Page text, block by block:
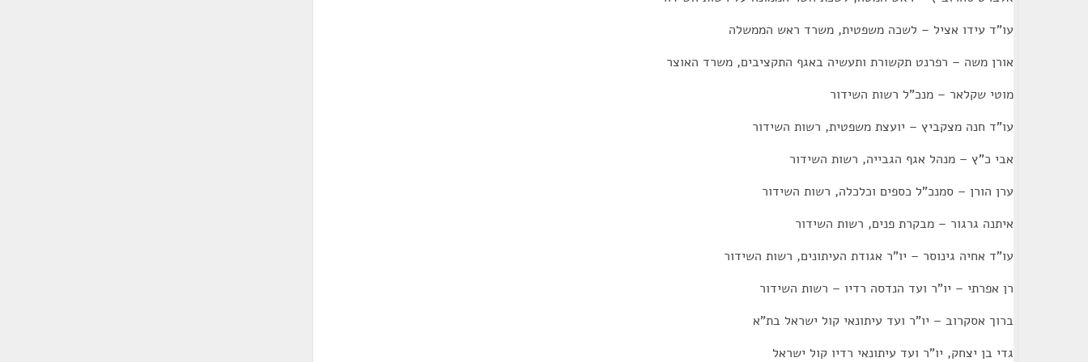
עו"ד עידו אציל – לשכה משפטית, משרד ראש הממשלה
אורן משה – רפרנט תקשורת ותעשיה באגף התקציבים, משרד האוצר
מוטי שקלאר – מנכ"ל רשות השידור
עו"ד חנה מצקביץ – יועצת משפטית, רשות השידור
אבי כ"ץ – מנהל אגף הגבייה, רשות השידור
ערן הורן – סמנכ"ל כספים וכלכלה, רשות השידור
איתנה גרגור – מבקרת פנים, רשות השידור
עו"ד אחיה גינוסר – יו"ר אגודת העיתונים, רשות השידור
רן אפרתי – יו"ר ועד הנדסה רדיו – רשות השידור
ברוך אסקרוב – יו"ר ועד עיתונאי קול ישראל בת"א
גדי בן יצחק, יו"ר ועד עיתונאי רדיו קול ישראל